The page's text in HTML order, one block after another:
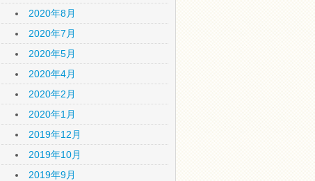
2020年8月
2020年7月
2020年5月
2020年4月
2020年2月
2020年1月
2019年12月
2019年10月
2019年9月